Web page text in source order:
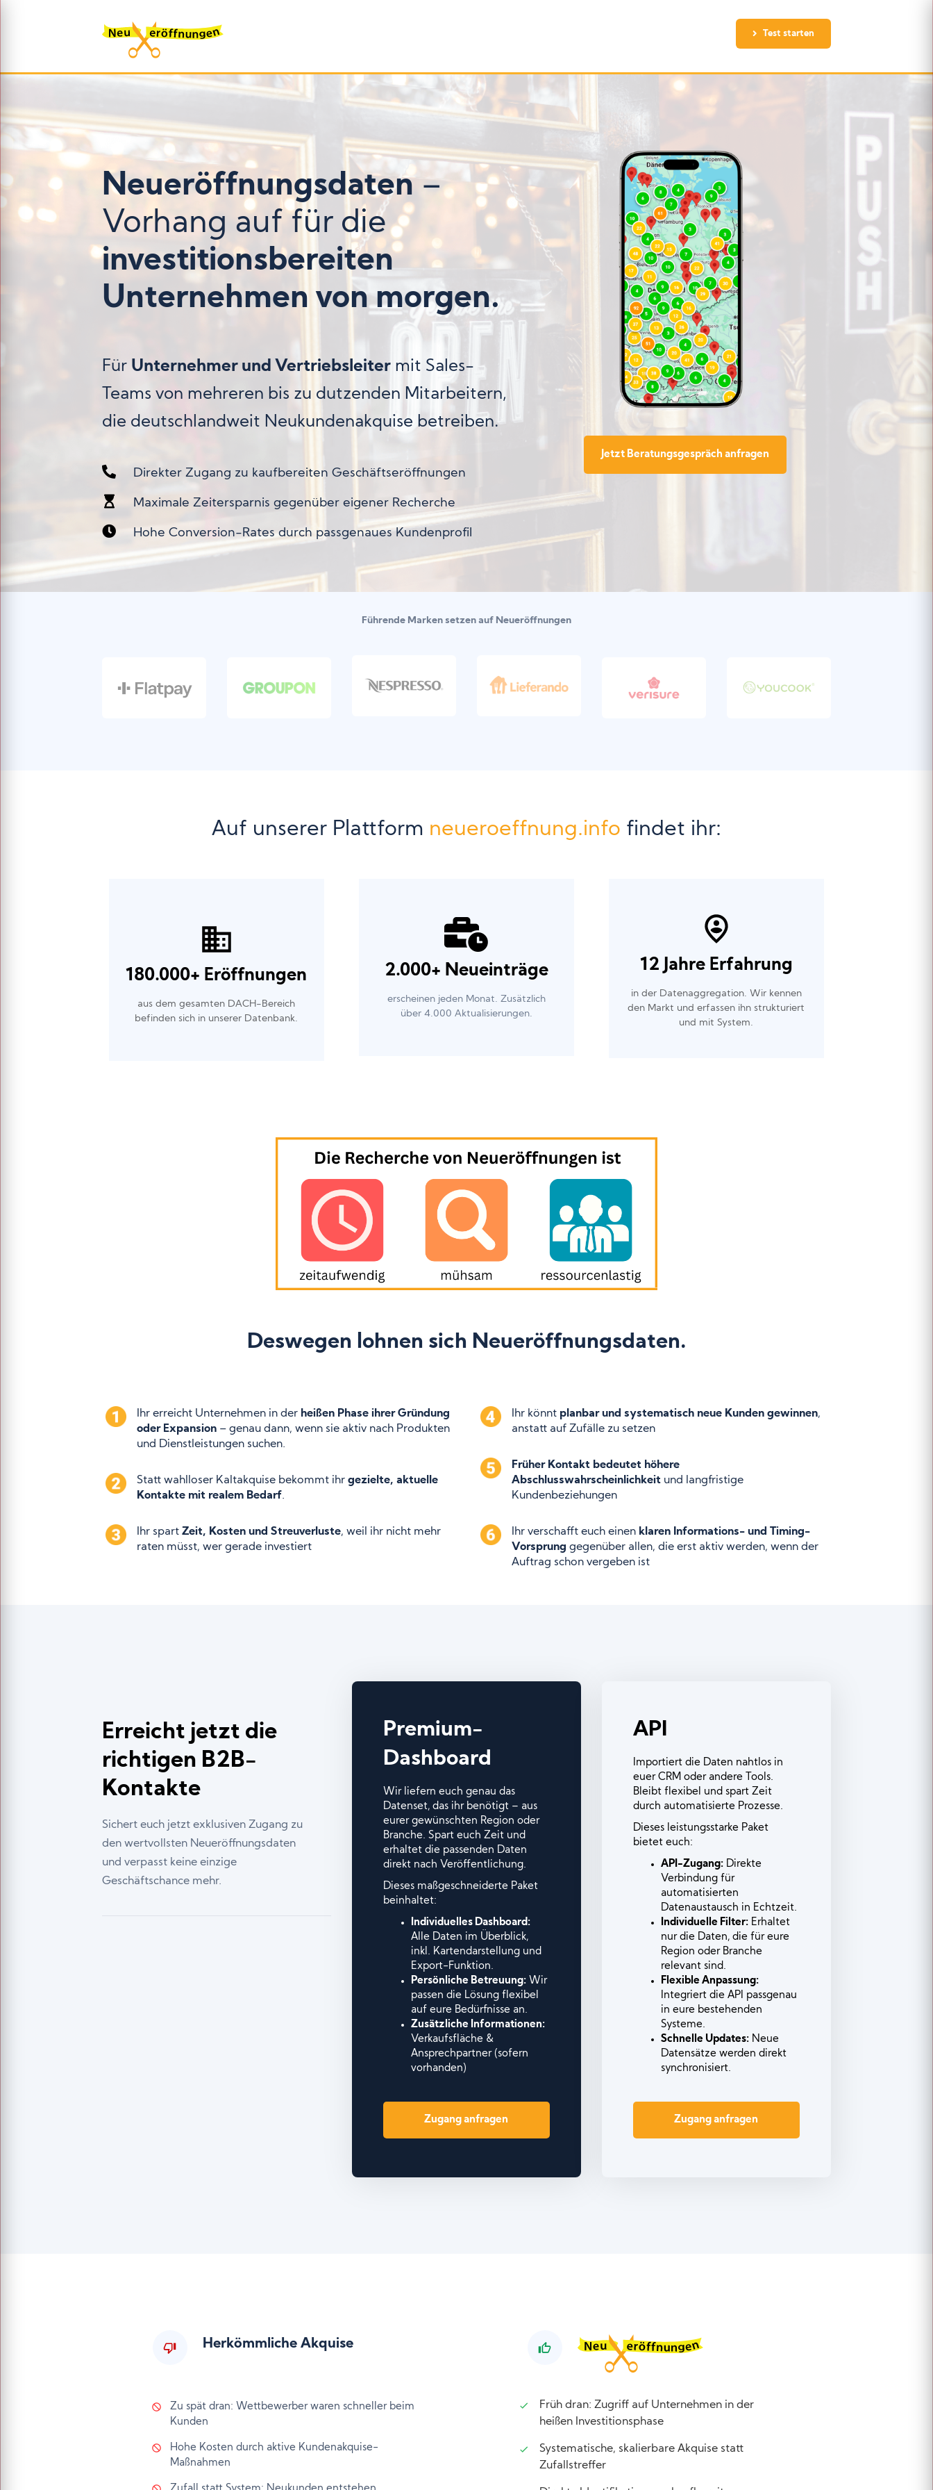
Test starten
Neueröffnungsdaten–
Vorhang auf für die
investitionsbereiten
Unternehmen von morgen.
Für Unternehmer und Vertriebsleiter mit Sales-
Teams von mehreren bis zu dutzenden Mitarbeitern,
die deutschlandweit Neukundenakquise betreiben.
Direkter Zugang zu kaufbereiten Geschäftseröffnungen
Maximale Zeitersparnis gegenüber eigener Recherche
Hohe Conversion-Rates durch passgenaues Kundenprofil
Jetzt Beratungsgespräch anfragen
Führende Marken setzen auf Neueröffnungen
Auf unserer Plattform neueroeffnung.info findet ihr:
180.000+ Eröffnungen
aus dem gesamten DACH-Bereich
befinden sich in unserer Datenbank.
2.000+ Neueinträge
erscheinen jeden Monat. Zusätzlich
über 4.000 Aktualisierungen.
12 Jahre Erfahrung
in der Datenaggregation. Wir kennen
den Markt und erfassen ihn strukturiert
und mit System.
Deswegen lohnen sich Neueröffnungsdaten.
Ihr erreicht Unternehmen in der heißen Phase ihrer Gründung
oder Expansion – genau dann, wenn sie aktiv nach Produkten
und Dienstleistungen suchen.
Statt wahlloser Kaltakquise bekommt ihr gezielte, aktuelle
Kontakte mit realem Bedarf.
Ihr spart Zeit, Kosten und Streuverluste, weil ihr nicht mehr
raten müsst, wer gerade investiert
Ihr könnt planbar und systematisch neue Kunden gewinnen,
anstatt auf Zufälle zu setzen
Früher Kontakt bedeutet höhere
Abschlusswahrscheinlichkeit und langfristige
Kundenbeziehungen
Ihr verschafft euch einen klaren Informations- und Timing-
Vorsprung gegenüber allen, die erst aktiv werden, wenn der
Auftrag schon vergeben ist
Erreicht jetzt die
richtigen B2B-
Kontakte
Sichert euch jetzt exklusiven Zugang zu
den wertvollsten Neueröffnungsdaten
und verpasst keine einzige
Geschäftschance mehr.
Premium-
Dashboard
Wir liefern euch genau das
Datenset, das ihr benötigt – aus
eurer gewünschten Region oder
Branche. Spart euch Zeit und
erhaltet die passenden Daten
direkt nach Veröffentlichung.
Dieses maßgeschneiderte Paket
beinhaltet:
Individuelles Dashboard:
Alle Daten im Überblick,
inkl. Kartendarstellung und
Export-Funktion.
Persönliche Betreuung:Wir
passen die Lösung flexibel
auf eure Bedürfnisse an.
Zusätzliche Informationen:
Verkaufsfläche &
Ansprechpartner (sofern
vorhanden)
Zugang anfragen
API
Importiert die Daten nahtlos in
euer CRM oder andere Tools.
Bleibt flexibel und spart Zeit
durch automatisierte Prozesse.
Dieses leistungsstarke Paket
bietet euch:
API-Zugang:Direkte
Verbindung für
automatisierten
Datenaustausch in Echtzeit.
Individuelle Filter:Erhaltet
nur die Daten, die für eure
Region oder Branche
relevant sind.
Flexible Anpassung:
Integriert die API passgenau
in eure bestehenden
Systeme.
Schnelle Updates:Neue
Datensätze werden direkt
synchronisiert.
Zugang anfragen
Herkömmliche Akquise
Zu spät dran: Wettbewerber waren schneller beim
Kunden
Hohe Kosten durch aktive Kundenakquise-
Maßnahmen
Früh dran: Zugriff auf Unternehmen in der
heißen Investitionsphase
Systematische, skalierbare Akquise statt
Zufallstreffer